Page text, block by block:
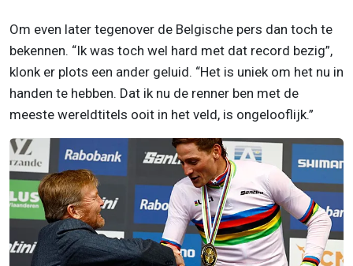
Om even later tegenover de Belgische pers dan toch te
bekennen. “Ik was toch wel hard met dat record bezig”,
klonk er plots een ander geluid. “Het is uniek om het nu in
handen te hebben. Dat ik nu de renner ben met de
meeste wereldtitels ooit in het veld, is ongelooflijk.”